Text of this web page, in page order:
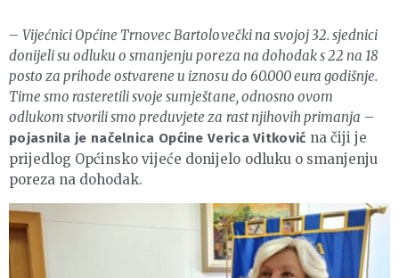
–Vijećnici Općine Trnovec Bartolovečki na svojoj 32. sjednici
donijeli su odluku o smanjenju poreza na dohodak s 22 na 18
posto za prihode ostvarene u iznosu do 60.000 eura godišnje.
Time smo rasteretili svoje sumještane, odnosno ovom
odlukom stvorili smo preduvjete za rast njihovih primanja –
pojasnila je načelnica Općine Verica Vitković na čiji je
prijedlog Općinsko vijeće donijelo odluku o smanjenju
poreza na dohodak.